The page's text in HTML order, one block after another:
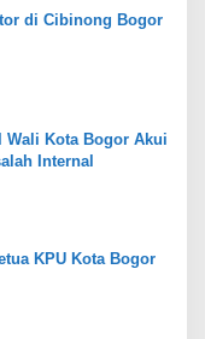
di Cibinong Bogor
Wali Kota Bogor Akui
Internal
KPU Kota Bogor